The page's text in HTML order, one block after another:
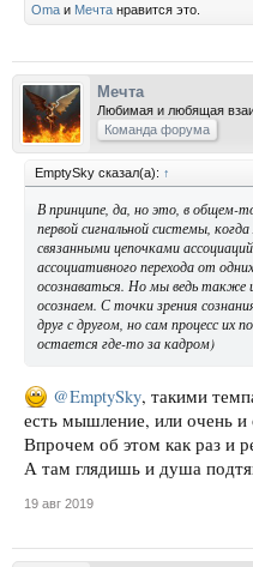
Oma и Мечта нравится это.
Мечта
Любимая и любящая
Команда форума
EmptySky сказал(а): ↑
В принципе, да, но это, в общем-
первой сигнальной системы,
связанными цепочками
ассоциативного перехода от
осознаваться. Но мы ведь также
осознаем. С точки зрения
друг с другом, но сам процесс их
остается где-то за кадром)
@EmptySky, такими
есть мышление, или очень
Впрочем об этом как раз и
А там глядишь и душа
19 авг 2019